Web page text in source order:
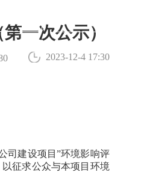
一次公示）
2023-12-4 17:30
司建设项目”环境影响评
征求公众与本项目环境